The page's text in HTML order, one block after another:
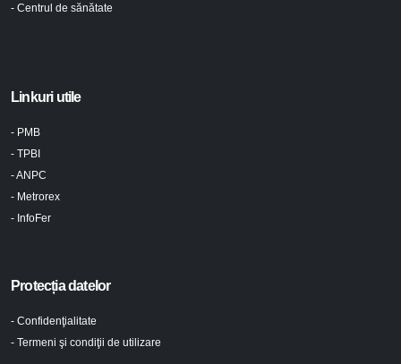
- Centrul de sănătate
Linkuri utile
- PMB
- TPBI
- ANPC
- Metrorex
- InfoFer
Protecția datelor
- Confidenţialitate
- Termeni şi condiţii de utilizare